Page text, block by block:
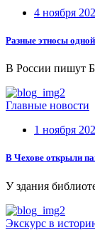
4 ноября
Разные этносы
В России пишут
Главные новости
1 ноября
В Чехове открыли
У здания
Экскурс в